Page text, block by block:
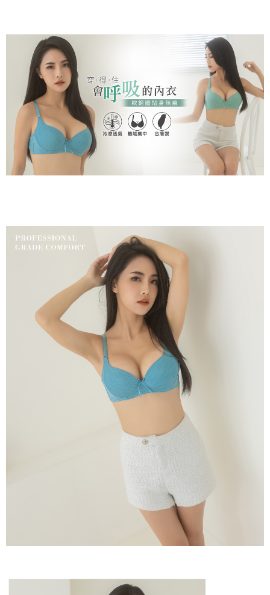
1. 分期款项不并入电信账单，“大哥付你分期”于每月结算日后寄送缴费提醒
短信。
2. 通过短信链接打开账单后，可选择 “超商条码／台湾大直营门市／银行转
账／街口支付／iPASS MONEY”等通路缴费。
【注意事项】
1. 本服务系由 “台湾大哥大股份有限公司”所提供，让用户于交易时，得通过
本服务购买商品或服务，并由商店将买卖／分期付款买卖价金债权让与本公
司后，依约使用本公司账单缴交账款。
2. 基于同意付款使用 “大哥付你分期”之契约关系目的，商店将以您的个人资
料（包含姓名、电话或地址）提供予台湾大哥大进项收集、处理及利用，由
台湾大哥大与本人进行分期账单所需资料之确认、核对及更正。
3. 完整用户服务条款，请详阅以下链接：
https://oppay.tw/userRule
APP於四大便利商店‧ATM/網銀等方式進行付款。
請留意繳費期限為 14 天。唯有下載 AFTEE App 成為 AFTEE 會員者方能享
有最長 45 天內付款之服務。
繳費期限，為商家向您請款的時間，再加上使用AFTEE可延長的天數所計算
出。使用AFTEE下訂可以延長您收到商品前的繳費天數，但無法保證一定能
夠在期限內收到商品(例如:預購商品或預計到貨時間較長者)。因此無論收到
商品與否，仍需要請您在AFTEE規定的時間內完成繳費。
二、付款限制
1. 初次使用 AFTEE 時，將依認證結果及本公司審查結果，核予每個人不同
之上限額度
「AFTEE先享後付」(下稱本服務)乃由恩沛科技股份有限公司(下稱 AFTEE )
所提供，並由 AFTEE 向您收取款項。因使用本服務所須提供之個人資料(包
含但不限於訂購人姓名、電話，收件人姓名、電話、收件地址)，將交付予
AFTEE 於本服務必要服務範圍內運用。關於 AFTEE 對於個人資料之蒐集、
處理、利用，詳參 AFTEE 官網之『個人資料蒐集、處理及利用告知聲明』
https://aftee.tw/privacypolicy/）。
若款項超過繳費期限，將根據當次的金額加收年利率 16% 的逾期滯納金。
未成年的使用者，請事先徵得法定代理人或監護人之同意方可使用
AFTEE。
若您對於個人資料之處理、利用有任何疑問，或欲行使相關法律權利，請聯
繫恩沛科技股份有限公司。若您不同意我們將上開所示之個人資料，連同必
要之購買訂單資訊提供予 AFTEE ，或讓 AFTEE 蒐集處理利用您的個人資
运送方式
全家取貨付款
每笔NT$80，满NT$499(含以上)免运费
付款後全家取貨
每笔NT$80，满NT$499(含以上)免运费
萊爾富取貨付款
每笔NT$80，满NT$799(含以上)免运费
7-11取貨付款
每笔NT$80，满NT$799(含以上)免运费
每笔NT$80，满NT$799(含以上)免运费
7-11取貨(快速到店)
每笔NT$90
宅配/離島不配送
每笔NT$80，满NT$890(含以上)免运费